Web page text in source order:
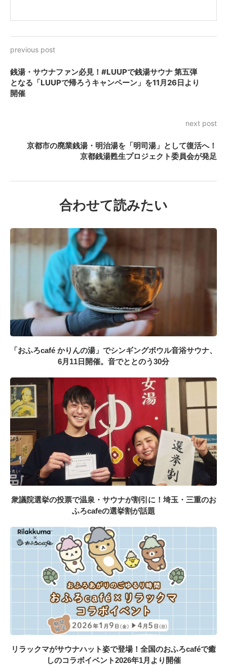
previous post
銭湯・サウナファン必見！#LUUPで銭湯サウナ 第五弾
となる「LUUPで帰ろうキャンペーン」を11月26日より
開催
next post
京都市の廃業銭湯・明治湯を「明司湯」として復活へ！
京都銭湯甦生プロジェクト委員会が発足
合わせて読みたい
「おふろcafé かりんの湯」でシンギングボウル音浴サウナ、
6月11日開催。音でととのう30分
衆議院選挙の投票で温泉・サウナが割引に！埼玉・三重のお
ふろcafeの選挙割が話題
リラックマがサウナハット姿で登場！全国のおふろcaféで癒
しのコラボイベント2026年1月より開催